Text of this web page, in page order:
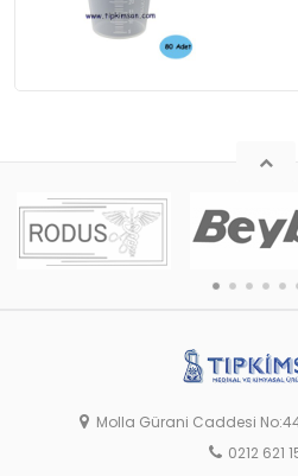
Molla Gürani Caddesi
0212 621